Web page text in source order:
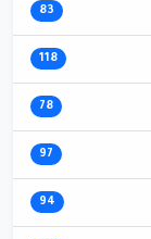
83
118
78
97
94